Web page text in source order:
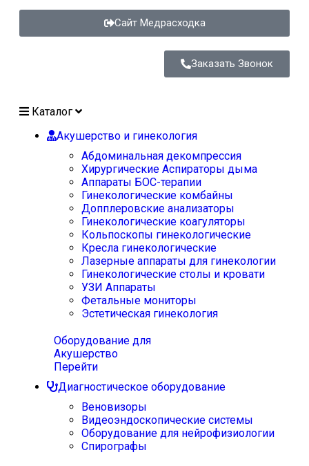
Сайт Медрасходка
Заказать Звонок
Каталог
Акушерство и гинекология
Абдоминальная декомпрессия
Хирургические Аспираторы дыма
Аппараты БОС-терапии
Гинекологические комбайны
Допплеровские анализаторы
Гинекологические коагуляторы
Кольпоскопы гинекологические
Кресла гинекологические
Лазерные аппараты для гинекологии
Гинекологические столы и кровати
УЗИ Аппараты
Фетальные мониторы
Эстетическая гинекология
Оборудование для
Акушерство
Перейти
Диагностическое оборудование
Веновизоры
Видеоэндоскопические системы
Оборудование для нейрофизиологии
Спирографы